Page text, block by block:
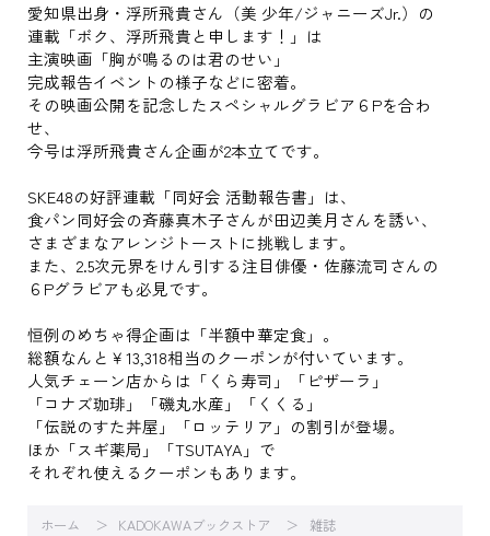
愛知県出身・浮所飛貴さん（美 少年/ジャニーズJr.）の
連載「ボク、浮所飛貴と申します！」は
主演映画「胸が鳴るのは君のせい」
完成報告イベントの様子などに密着。
その映画公開を記念したスペシャルグラビア６Pを合わ
せ、
今号は浮所飛貴さん企画が2本立てです。
SKE48の好評連載「同好会 活動報告書」は、
食パン同好会の斉藤真木子さんが田辺美月さんを誘い、
さまざまなアレンジトーストに挑戦します。
また、2.5次元界をけん引する注目俳優・佐藤流司さんの
６Pグラビアも必見です。
恒例のめちゃ得企画は「半額中華定食」。
総額なんと￥13,318相当のクーポンが付いています。
人気チェーン店からは「くら寿司」「ピザーラ」
「コナズ珈琲」「磯丸水産」「くくる」
「伝説のすた丼屋」「ロッテリア」の割引が登場。
ほか「スギ薬局」「TSUTAYA」で
それぞれ使えるクーポンもあります。
ホーム KADOKAWAブックストア 雑誌